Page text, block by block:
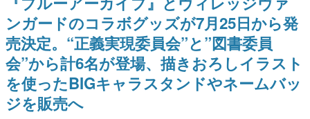
名作ゲームクリエイターの方々に製作時のエピソードをお
聞きし、ヒットする企画（ゲーム）とは何か？を探ってい
きます。
赫本
この物語を解いてはいけない。『赫本』は、〈試験問題〉
の形をした短編ホラー小説集です。
新世代に訊く
て、BPOが議論を交わす
しく食べられるカレーラーメン
がラインナップ
ンガードのコラボグッズが7月25日から発
売決定。“正義実現委員会”と”図書委員
会”から計6名が登場、描きおろしイラスト
を使ったBIGキャラスタンドやネームバッ
ジを販売へ